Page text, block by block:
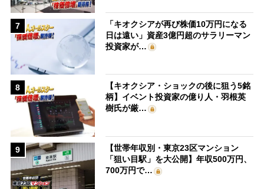
7
「キオクシアが再び株価10万円になる
日は遠い」資産3億円超のサラリーマン
投資家が…
8
【キオクシア・ショックの後に狙う5銘
柄】イベント投資家の億り人・羽根英
樹氏が厳…
9
【世帯年収別・東京23区マンション
「狙い目駅」を大公開】年収500万円、
700万円で…